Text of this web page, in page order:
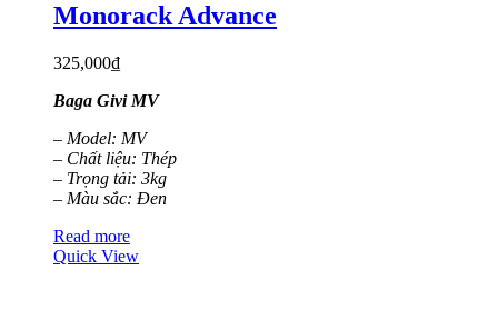
Monorack Advance
325,000₫
Baga Givi MV
– Model: MV
– Chất liệu: Thép
– Trọng tải: 3kg
– Màu sắc: Đen
Read more
Quick View